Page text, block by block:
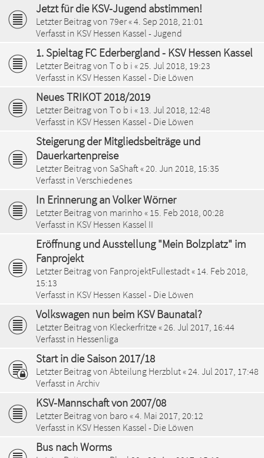
Jetzt für die KSV-Jugend abstimmen!
Letzter Beitrag von 79er«4. Sep 2018, 21:01
Verfasst in KSV Hessen Kassel - Jugend
1. Spieltag FC Ederbergland - KSV Hessen Kassel
Letzter Beitrag von T o b i « 25. Jul 2018, 19:23
Verfasst in KSV Hessen Kassel - Die Löwen
Neues TRIKOT 2018/2019
Letzter Beitrag von T o b i « 13. Jul 2018, 12:48
Verfasst in KSV Hessen Kassel - Die Löwen
Steigerung der Mitgliedsbeiträge und
Dauerkartenpreise
Letzter Beitrag von SaShaft« 20. Jun 2018, 15:35
Verfasst in Verschiedenes
In Erinnerung an Volker Wörner
Letzter Beitrag von marinho « 15. Feb 2018, 00:28
Verfasst in KSV Hessen Kassel II
Eröffnung und Ausstellung "Mein Bolzplatz" im
Fanprojekt
Letzter Beitrag von FanprojektFullestadt« 14. Feb 2018,
15:13
Verfasst in KSV Hessen Kassel - Die Löwen
Volkswagen nun beim KSV Baunatal?
Letzter Beitrag von Kleckerfritze « 26. Jul 2017, 16:44
Verfasst in Hessenliga
Start in die Saison 2017/18
Letzter Beitrag von Abteilung Herzblut« 24. Jul 2017, 17:48
Verfasst in Archiv
KSV-Mannschaft von 2007/08
Letzter Beitrag von baro «4. Mai 2017, 20:12
Verfasst in KSV Hessen Kassel - Die Löwen
Bus nach Worms